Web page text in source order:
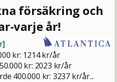
försäkring och
varje år!
]
kr: 1214 kr/år
kr: 2023 kr/år
400.000 kr: 3237 kr/år...